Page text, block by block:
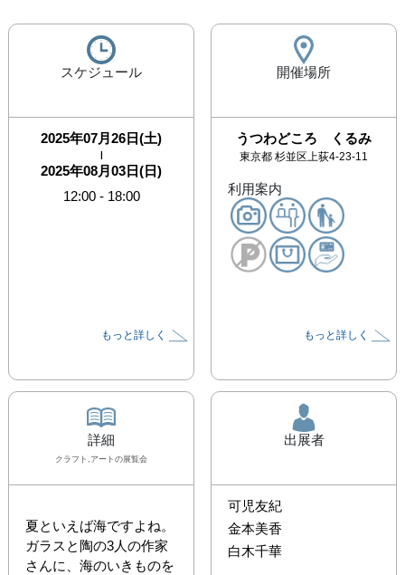
スケジュール
2025年07月26日(土)
|
2025年08月03日(日)
12:00- 18:00
もっと詳しく
開催場所
うつわどころ くるみ
東京都 杉並区上荻4-23-11
利用案内
もっと詳しく
詳細
クラフト,アート の展覧会
夏といえば海ですよね。
ガラスと陶の3人の作家
さんに、海のいきものを
出展者
可児友紀
金本美香
白木千華